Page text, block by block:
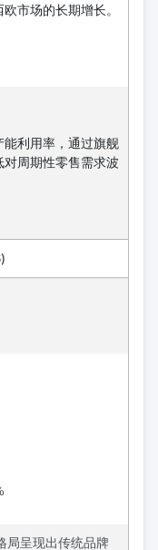
市场的长期增长。
利用率，通过旗舰
周期性零售需求波
局呈现出传统品牌